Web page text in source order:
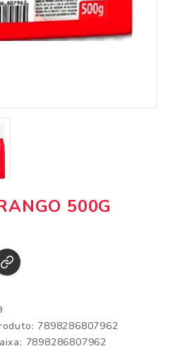
500G
7898286807962
7898286807962